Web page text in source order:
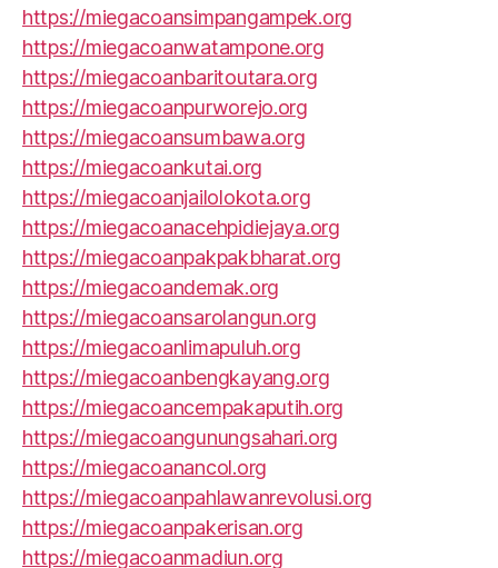
https://miegacoansimpangampek.org
https://miegacoanwatampone.org
https://miegacoanbaritoutara.org
https://miegacoanpurworejo.org
https://miegacoansumbawa.org
https://miegacoankutai.org
https://miegacoanjailolokota.org
https://miegacoanacehpidiejaya.org
https://miegacoanpakpakbharat.org
https://miegacoandemak.org
https://miegacoansarolangun.org
https://miegacoanlimapuluh.org
https://miegacoanbengkayang.org
https://miegacoancempakaputih.org
https://miegacoangunungsahari.org
https://miegacoanancol.org
https://miegacoanpahlawanrevolusi.org
https://miegacoanpakerisan.org
https://miegacoanmadiun.org